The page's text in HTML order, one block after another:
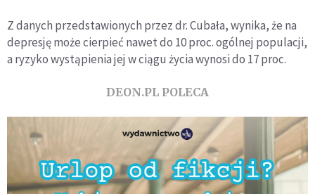
Z danych przedstawionych przez dr. Cubała, wynika, że na
depresję może cierpieć nawet do 10 proc. ogólnej populacji,
a ryzyko wystąpienia jej w ciągu życia wynosi do 17 proc.
DEON.PL POLECA